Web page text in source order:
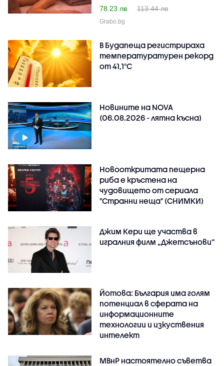
78.23 лв
113.44 лв
Grabo.bg
В Будапеща регистрираха
температуратурен рекорд
от 41,1°C
Новините на NOVA
(06.08.2026 - лятна късна)
Новооткритата пещерна
риба е кръстена на
чудовището от сериала
"Странни неща" (СНИМКИ)
Джим Кери ще участва в
игралния филм „Джетсънови“
Йотова: България има голям
потенциал в сферата на
информационните
технологии и изкуствения
интелект
МВнР настоятелно съветва